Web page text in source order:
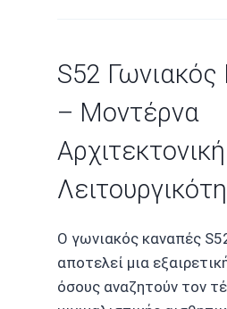
S52
– Μοντέρνα
Ο γωνιακός καναπές
αποτελεί μια
όσους αναζητούν τον